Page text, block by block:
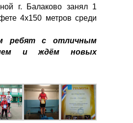
г. Балаково занял 1
4х150 метров среди
ребят с отличным
и ждём новых